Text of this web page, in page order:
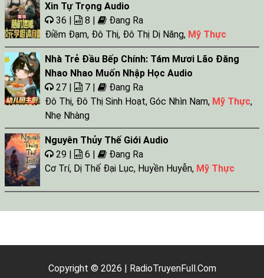
Xin Tự Trọng Audio
36 |
8 |
Đang Ra
Điềm Đạm, Đô Thị, Đô Thị Dị Năng, Mỹ Thực
Nhà Trẻ Đầu Bếp Chính: Tám Mươi Lão Đăng
Nhao Nhao Muốn Nhập Học Audio
27 |
7 |
Đang Ra
Đô Thị, Đô Thị Sinh Hoạt, Góc Nhìn Nam, Mỹ Thực,
Nhẹ Nhàng
Nguyên Thủy Thế Giới Audio
29 |
6 |
Đang Ra
Cơ Trí, Dị Thế Đại Lục, Huyền Huyễn, Mỹ Thực
Copyright © 2026 | RadioTruyenFull.Com